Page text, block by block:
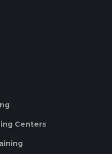
Centers